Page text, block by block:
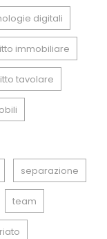
digitali
immobiliare
tavolare
separazione
team